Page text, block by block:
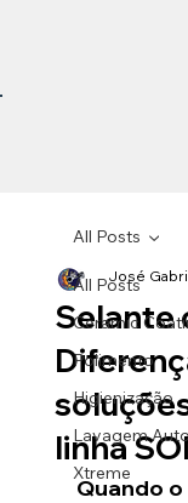
All Posts
Ceramic
Polimento
Higienização
Lavagem
Xtreme
All Posts
Selante
linha
José
Quando